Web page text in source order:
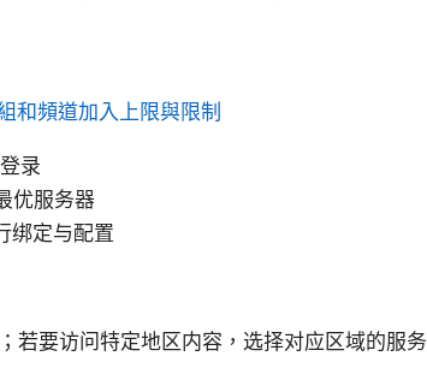
和頻道加入上限與限制
录
优服务器
绑定与配置
若要访问特定地区内容，选择对应区域的服务